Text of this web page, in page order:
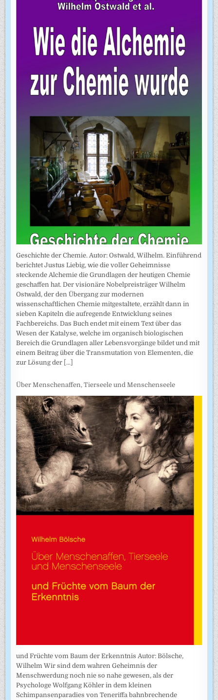
Geschichte der Chemie. Autor: Ostwald, Wilhelm. Einführend
berichtet Justus Liebig, wie die voller Geheimnisse
steckende Alchemie die Grundlagen der heutigen Chemie
geschaffen hat. Der visionäre Nobelpreisträger Wilhelm
Ostwald, der den Übergang zur modernen
wissenschaftlichen Chemie mitgestaltete, erzählt dann in
sieben Kapiteln die aufregende Entwicklung seines
Fachbereichs. Das Buch endet mit einem Text über das
Wesen der Katalyse, welche im organisch biologischen
Bereich die Grundlagen aller Lebensvorgänge bildet und mit
einem Beitrag über die Transmutation von Elementen, die
zur Lösung der [...]
Über Menschenaffen, Tierseele und Menschenseele
und Früchte vom Baum der Erkenntnis Autor: Bölsche,
Wilhelm Wir sind dem wahren Geheimnis der
Menschwerdung noch nie so nahe gewesen, als der
Psychologe Wolfgang Köhler in dem kleinen
Schimpansenparadies von Teneriffa bahnbrechende